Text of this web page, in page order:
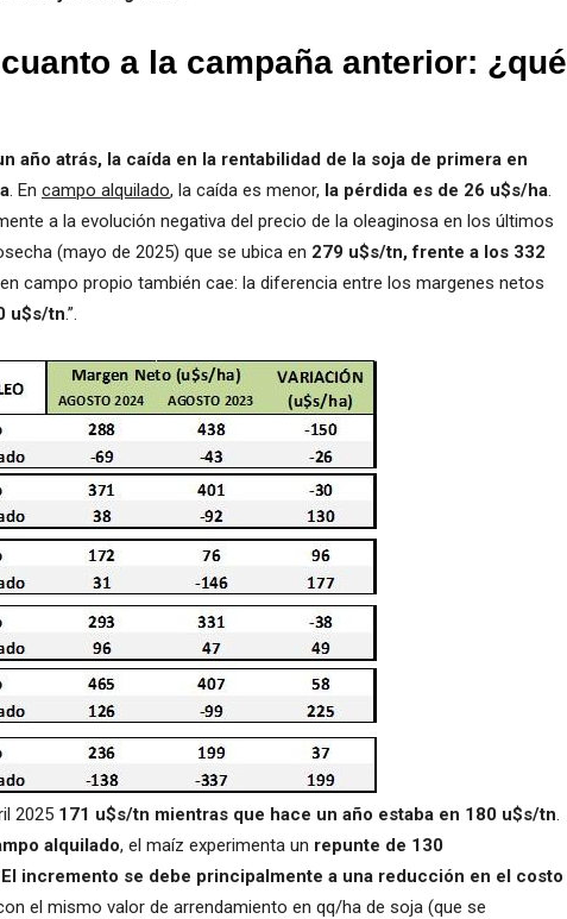
a la campaña anterior: ¿qué
año atrás, la caída en la rentabilidad de la soja de primera en
. En campo alquilado, la caída es menor, la pérdida es de 26 u$s/ha.
a la evolución negativa del precio de la oleaginosa en los últimos
(mayo de 2025) que se ubica en 279 u$s/tn, frente a los 332
campo propio también cae: la diferencia entre los margenes netos
u$s/tn.”.
2025 171 u$s/tn mientras que hace un año estaba en 180 u$s/tn.
alquilado, el maíz experimenta un repunte de 130
El incremento se debe principalmente a una reducción en el costo
el mismo valor de arrendamiento en qq/ha de soja (que se